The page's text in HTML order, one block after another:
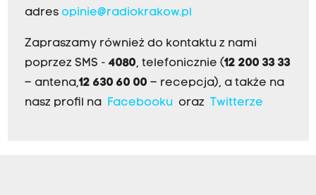
adres opinie@radiokrakow.pl
Zapraszamy również do kontaktu z nami
poprzez SMS - 4080, telefonicznie (12 200 33 33
– antena,12 630 60 00 – recepcja), a także na
nasz profil na Facebookuoraz Twitterze